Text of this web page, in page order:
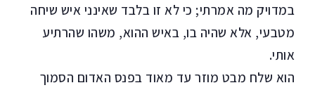
במדויק מה אמרתי; כי לא זו בלבד שאינני איש שיחה
מטבעי, אלא שהיה בו, באיש ההוא, משהו שהרתיע
אותי.
הוא שלח מבט מוזר עד מאוד בפנס האדום הסמוך